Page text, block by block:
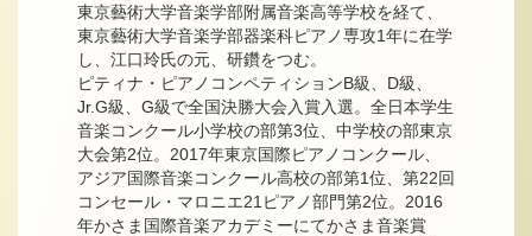
東京藝術大学音楽学部附属音楽高等学校を経て、
東京藝術大学音楽学部器楽科ピアノ専攻1年に在学
し、江口玲氏の元、研鑽をつむ。
ピティナ・ピアノコンペティションB級、D級、
Jr.G級、G級で全国決勝大会入賞入選。全日本学生
音楽コンクール小学校の部第3位、中学校の部東京
大会第2位。2017年東京国際ピアノコンクール、
アジア国際音楽コンクール高校の部第1位、第22回
コンセール・マロニエ21ピアノ部門第2位。2016
年かさま国際音楽アカデミーにてかさま音楽賞